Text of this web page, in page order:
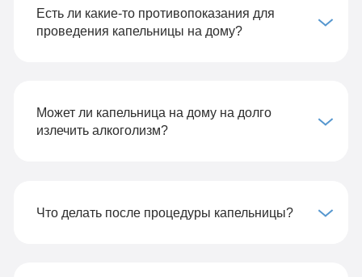
Есть ли какие-то противопоказания для
проведения капельницы на дому?
Может ли капельница на дому на долго
излечить алкоголизм?
Что делать после процедуры капельницы?